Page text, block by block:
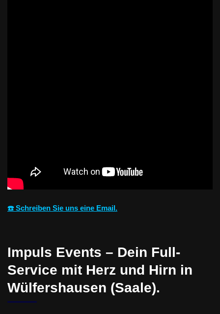
☎️ Schreiben Sie uns eine Email.
Impuls Events – Dein Full-
Service mit Herz und Hirn in
Wülfershausen (Saale).